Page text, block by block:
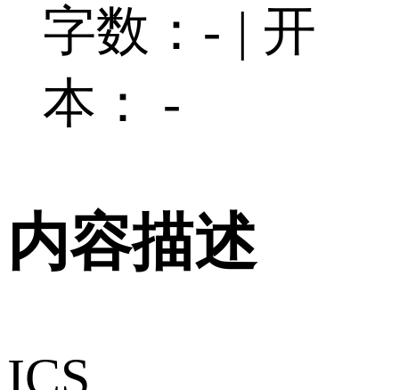
字数：- | 开
本： -
内容描述
ICS